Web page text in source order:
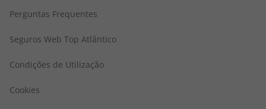
Perguntas Frequentes
Seguros Web Top Atlântico
Condições de Utilização
Cookies